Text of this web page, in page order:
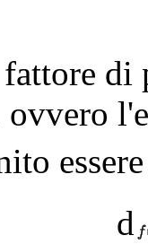
ovvero
d